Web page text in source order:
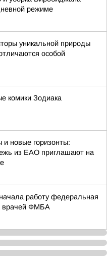
режиме
уникальной природы
особой
комики Зодиака
и новые горизонты:
из ЕАО приглашают на
работу федеральная
врачей ФМБА